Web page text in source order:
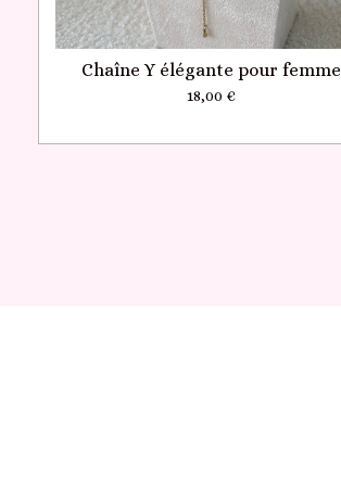
Chaîne Y élégante pour femme
18,00 €